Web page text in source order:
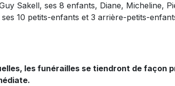
Sakell, ses 8 enfants, Diane, Micheline,
10 petits-enfants et 3 arrière-petits-
les funérailles se tiendront de façon